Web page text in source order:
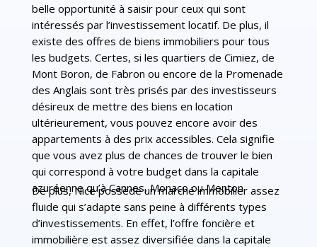
belle opportunité à saisir pour ceux qui sont
intéressés par l’investissement locatif. De plus, il
existe des offres de biens immobiliers pour tous
les budgets. Certes, si les quartiers de Cimiez, de
Mont Boron, de Fabron ou encore de la Promenade
des Anglais sont très prisés par des investisseurs
désireux de mettre des biens en location
ultérieurement, vous pouvez encore avoir des
appartements à des prix accessibles. Cela signifie
que vous avez plus de chances de trouver le bien
qui correspond à votre budget dans la capitale
azuréenne qu’à Cannes, Monaco ou Menton.
De plus, Nice possède un marché immobilier assez
fluide qui s’adapte sans peine à différents types
d’investissements. En effet, l’offre foncière et
immobilière est assez diversifiée dans la capitale